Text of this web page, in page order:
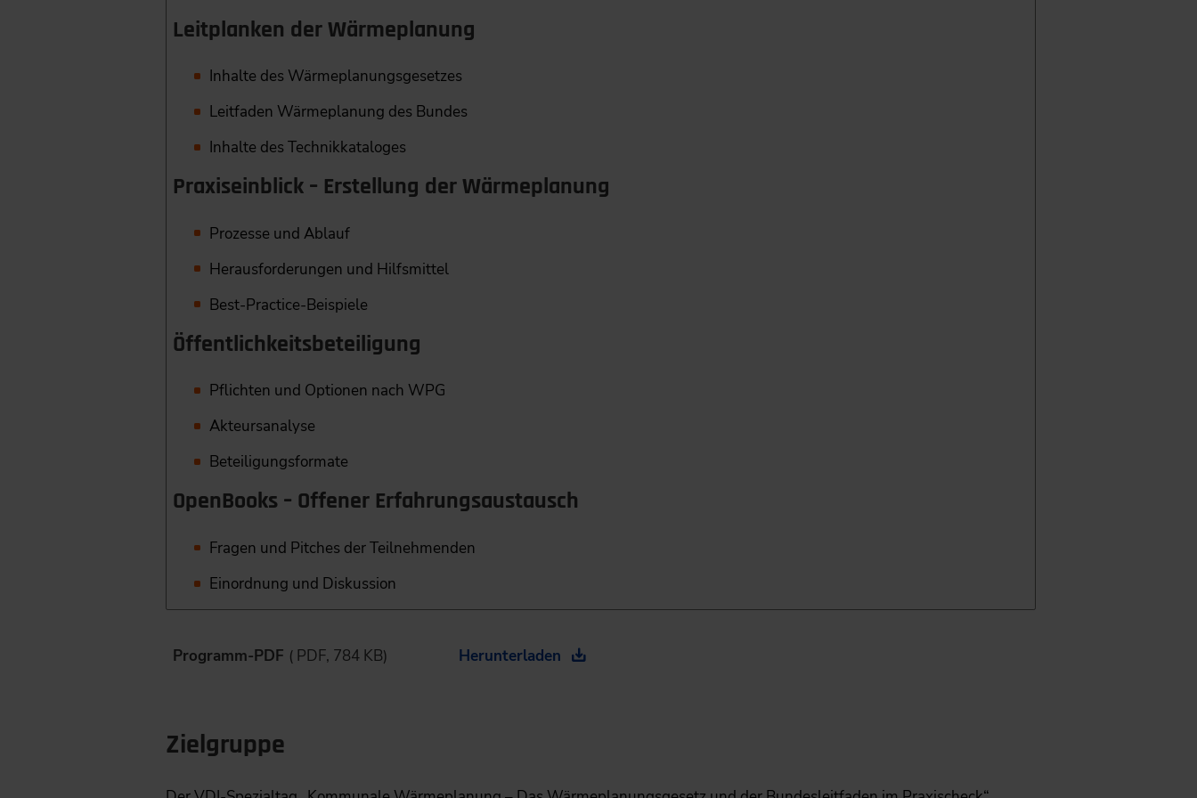
Leitplanken der Wärmeplanung
Inhalte des Wärmeplanungsgesetzes
Leitfaden Wärmeplanung des Bundes
Inhalte des Technikkataloges
Praxiseinblick – Erstellung der Wärmeplanung
Prozesse und Ablauf
Herausforderungen und Hilfsmittel
Best-Practice-Beispiele
Öffentlichkeitsbeteiligung
Pflichten und Optionen nach WPG
Akteursanalyse
Beteiligungsformate
OpenBooks – Offener Erfahrungsaustausch
Fragen und Pitches der Teilnehmenden
Einordnung und Diskussion
Programm-PDF ( PDF, 784 KB) Herunterladen
Zielgruppe